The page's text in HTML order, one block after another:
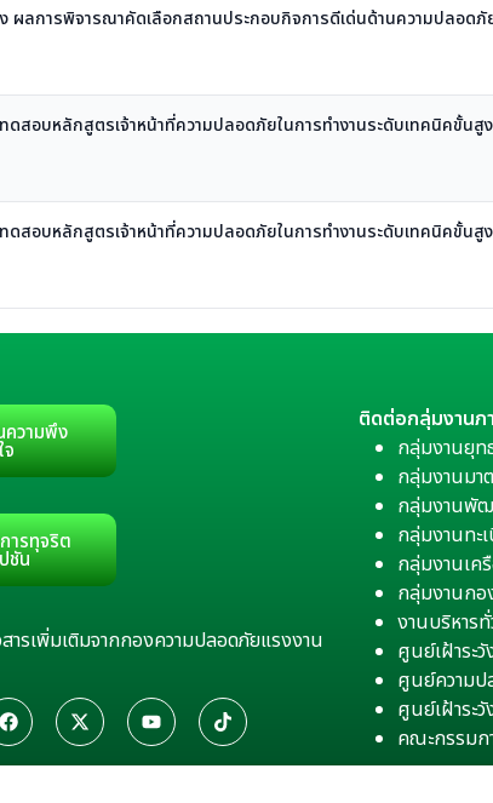
ผลการพิจารณาคัดเลือกสถานประกอบกิจการดีเด่นด้านความปลอดภั
๙)
ทดสอบหลักสูตรเจ้าหน้าที่ความปลอดภัยในการทำงานระดับเทคนิคขั้น
ดสอบหลักสูตรเจ้าหน้าที่ความปลอดภัยในการทำงานระดับเทคนิคขั้น
ความพึง
จ
ารทุจริต
ชัน
ารเพิ่มเติมจากกองความปลอดภัยแรงงาน
ติดต่อกลุ่มงานภ
กลุ่มงานยุท
กลุ่มงานมา
กลุ่มงานพัฒ
กลุ่มงานทะ
กลุ่มงานเค
กลุ่มงานกอ
งานบริหารทั่
ศูนย์เฝ้าระ
ศูนย์ความป
ศูนย์เฝ้าระวั
คณะกรรมก